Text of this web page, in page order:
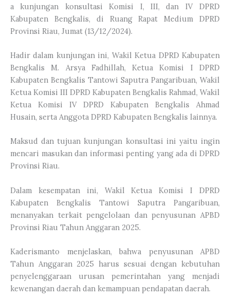
a kunjungan konsultasi Komisi I, III, dan IV DPRD
Kabupaten Bengkalis, di Ruang Rapat Medium DPRD
Provinsi Riau, Jumat (13/12/2024).
Hadir dalam kunjungan ini, Wakil Ketua DPRD Kabupaten
Bengkalis M. Arsya Fadhillah, Ketua Komisi I DPRD
Kabupaten Bengkalis Tantowi Saputra Pangaribuan, Wakil
Ketua Komisi III DPRD Kabupaten Bengkalis Rahmad, Wakil
Ketua Komisi IV DPRD Kabupaten Bengkalis Ahmad
Husain, serta Anggota DPRD Kabupaten Bengkalis lainnya.
Maksud dan tujuan kunjungan konsultasi ini yaitu ingin
mencari masukan dan informasi penting yang ada di DPRD
Provinsi Riau.
Dalam kesempatan ini, Wakil Ketua Komisi I DPRD
Kabupaten Bengkalis Tantowi Saputra Pangaribuan,
menanyakan terkait pengelolaan dan penyusunan APBD
Provinsi Riau Tahun Anggaran 2025.
Kaderismanto menjelaskan, bahwa penyusunan APBD
Tahun Anggaran 2025 harus sesuai dengan kebutuhan
penyelenggaraan urusan pemerintahan yang menjadi
kewenangan daerah dan kemampuan pendapatan daerah.